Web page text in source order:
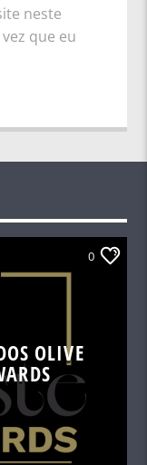
neste
que eu
0
OLIVE